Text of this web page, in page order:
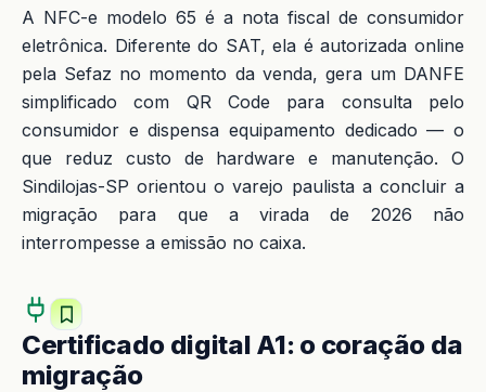
A NFC-e modelo 65 é a nota fiscal de consumidor
eletrônica. Diferente do SAT, ela é autorizada online
pela Sefaz no momento da venda, gera um DANFE
simplificado com QR Code para consulta pelo
consumidor e dispensa equipamento dedicado — o
que reduz custo de hardware e manutenção. O
Sindilojas-SP orientou o varejo paulista a concluir a
migração para que a virada de 2026 não
interrompesse a emissão no caixa.
Certificado digital A1: o coração da
migração